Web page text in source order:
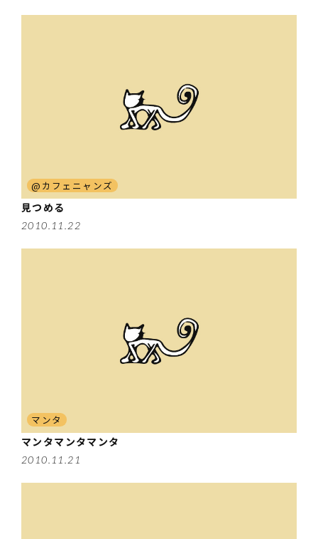
@カフェニャンズ
見つめる
2010.11.22
マンタ
マンタマンタマンタ
2010.11.21